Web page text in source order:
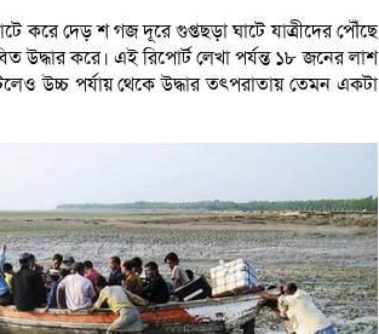
করে দেড় শ গজ দূরে গুপ্তছড়া ঘাটে যাত্রীদের পৌঁছে
করে। এই রিপোর্ট লেখা পর্যন্ত ১৮ জনের লাশ
উচ্চ পর্যায় থেকে উদ্ধার তৎপরাতায় তেমন একটা